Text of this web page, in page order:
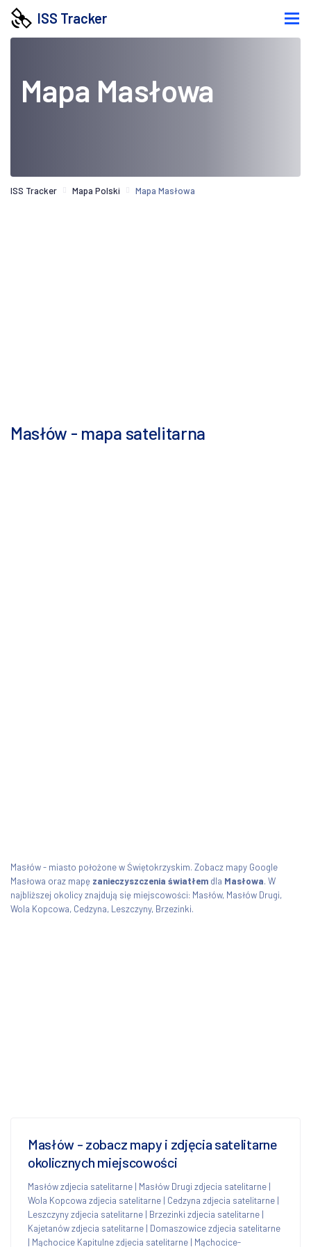
ISS Tracker
Mapa Masłowa
ISS Tracker Mapa Polski Mapa Masłowa
Masłów - mapa satelitarna
Masłów - miasto położone w Świętokrzyskim. Zobacz mapy Google
Masłowa oraz mapę zanieczyszczenia światłem dla Masłowa. W
najbliższej okolicy znajdują się miejscowości: Masłów, Masłów Drugi,
Wola Kopcowa, Cedzyna, Leszczyny, Brzezinki.
Masłów - zobacz mapy i zdjęcia satelitarne
okolicznych miejscowości
Masłów zdjecia satelitarne | Masłów Drugi zdjecia satelitarne |
Wola Kopcowa zdjecia satelitarne | Cedzyna zdjecia satelitarne |
Leszczyny zdjecia satelitarne | Brzezinki zdjecia satelitarne |
Kajetanów zdjecia satelitarne | Domaszowice zdjecia satelitarne
| Mąchocice Kapitulne zdjecia satelitarne | Mąchocice-